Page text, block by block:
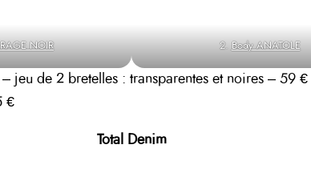
NOIR 2. Body ANATOLE
– jeu de 2 bretelles : transparentes et noires – 59 €
€
Total Denim